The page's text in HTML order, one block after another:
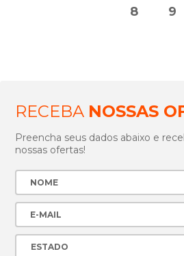
8
9
RECEBA NOSSAS
Preencha seus dados abaixo e
nossas ofertas!